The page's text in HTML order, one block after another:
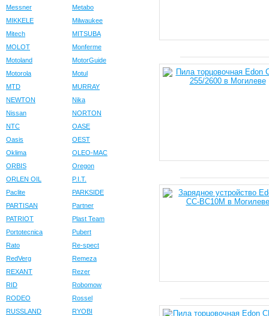
Messner
Metabo
MIKKELE
Milwaukee
Mitech
MITSUBA
MOLOT
Monferme
Motoland
MotorGuide
Motorola
Motul
MTD
MURRAY
NEWTON
Nika
Nissan
NORTON
NTC
OASE
Oasis
OEST
Oklima
OLEO-MAC
ORBIS
Oregon
ORLEN OIL
P.I.T.
Paclite
PARKSIDE
PARTISAN
Partner
PATRIOT
Plast Team
Portotecnica
Pubert
Rato
Re-spect
RedVerg
Remeza
REXANT
Rezer
RID
Robomow
RODEO
Rossel
RUSSLAND
RYOBI